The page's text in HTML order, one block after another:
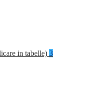
in tabelle) 3